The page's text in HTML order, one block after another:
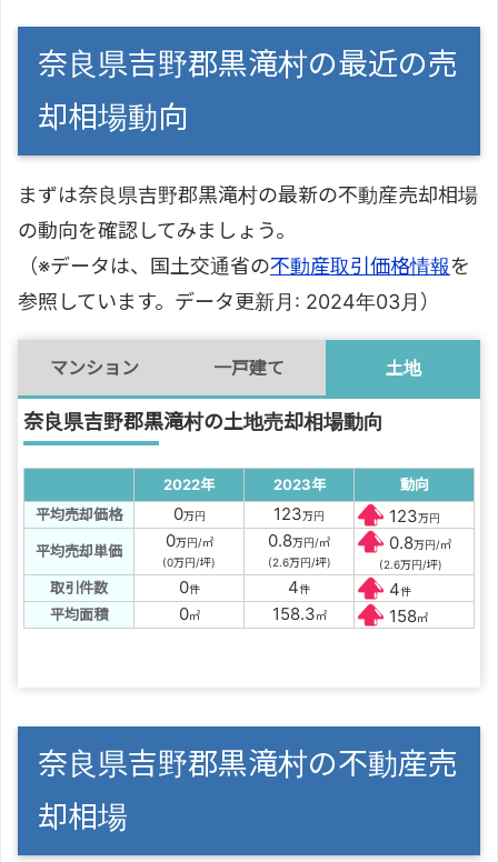
奈良県吉野郡黒滝村の最近の売
却相場動向
まずは奈良県吉野郡黒滝村の最新の不動産売却相場
の動向を確認してみましょう。
（※データは、国土交通省の不動産取引価格情報を
参照しています。データ更新月: 2024年03月）
マンション 一戸建て 土地
奈良県吉野郡黒滝村の土地売却相場動向
2022年 2023年
動向
平均売却価格
0万円 123万円 123万円
平均売却単価 0万円/㎡
(0万円/坪)
0.8万円/㎡
(2.6万円/坪)
0.8万円/㎡
(2.6万円/坪)
取引件数 0件 4件 4件
平均面積 0㎡ 158.3㎡ 158㎡
奈良県吉野郡黒滝村の不動産売
却相場